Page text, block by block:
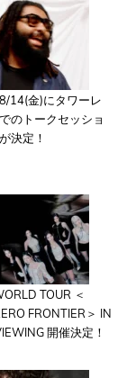
14(金)にタワーレ
のトークセッショ
決定！
TOUR ＜
FRONTIER＞ IN
開催決定！